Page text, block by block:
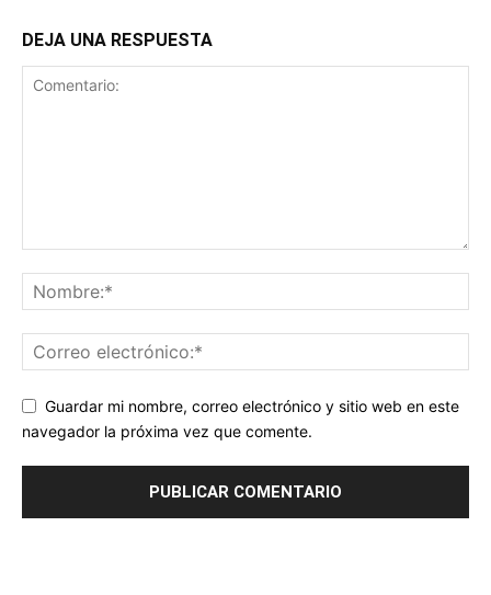
DEJA UNA RESPUESTA
Guardar mi nombre, correo electrónico y sitio web en este
navegador la próxima vez que comente.